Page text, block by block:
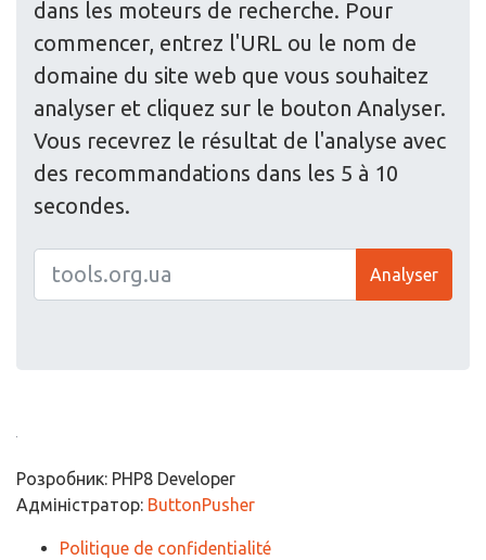
dans les moteurs de recherche. Pour
commencer, entrez l'URL ou le nom de
domaine du site web que vous souhaitez
analyser et cliquez sur le bouton Analyser.
Vous recevrez le résultat de l'analyse avec
des recommandations dans les 5 à 10
secondes.
Analyser
Розробник: PHP8 Developer
Адміністратор: ButtonPusher
Politique de confidentialité